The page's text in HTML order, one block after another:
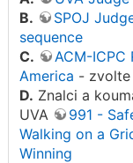
B.
SPOJ
sequence
C.
ACM-ICPC
America - zvolte
D. Znalci a
UVA
991 -
Walking on a
Winning